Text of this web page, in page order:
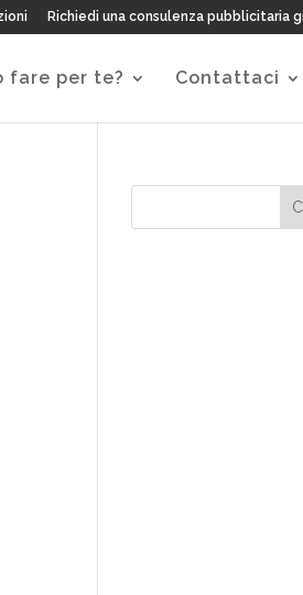
Richiedi una consulenza pubblicitaria
fare per te? Contattaci